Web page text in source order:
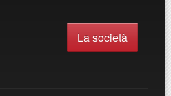
La società